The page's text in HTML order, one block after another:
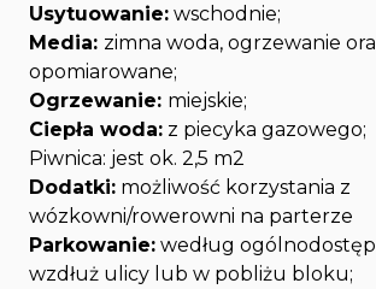
Usytuowanie: wschodnie;
Media: zimna woda, ogrzewanie
opomiarowane;
Ogrzewanie: miejskie;
Ciepła woda: z piecyka gazowego;
Piwnica: jest ok. 2,5 m2
Dodatki: możliwość korzystania z
wózkowni/rowerowni na parterze
Parkowanie: według
wzdłuż ulicy lub w pobliżu bloku;